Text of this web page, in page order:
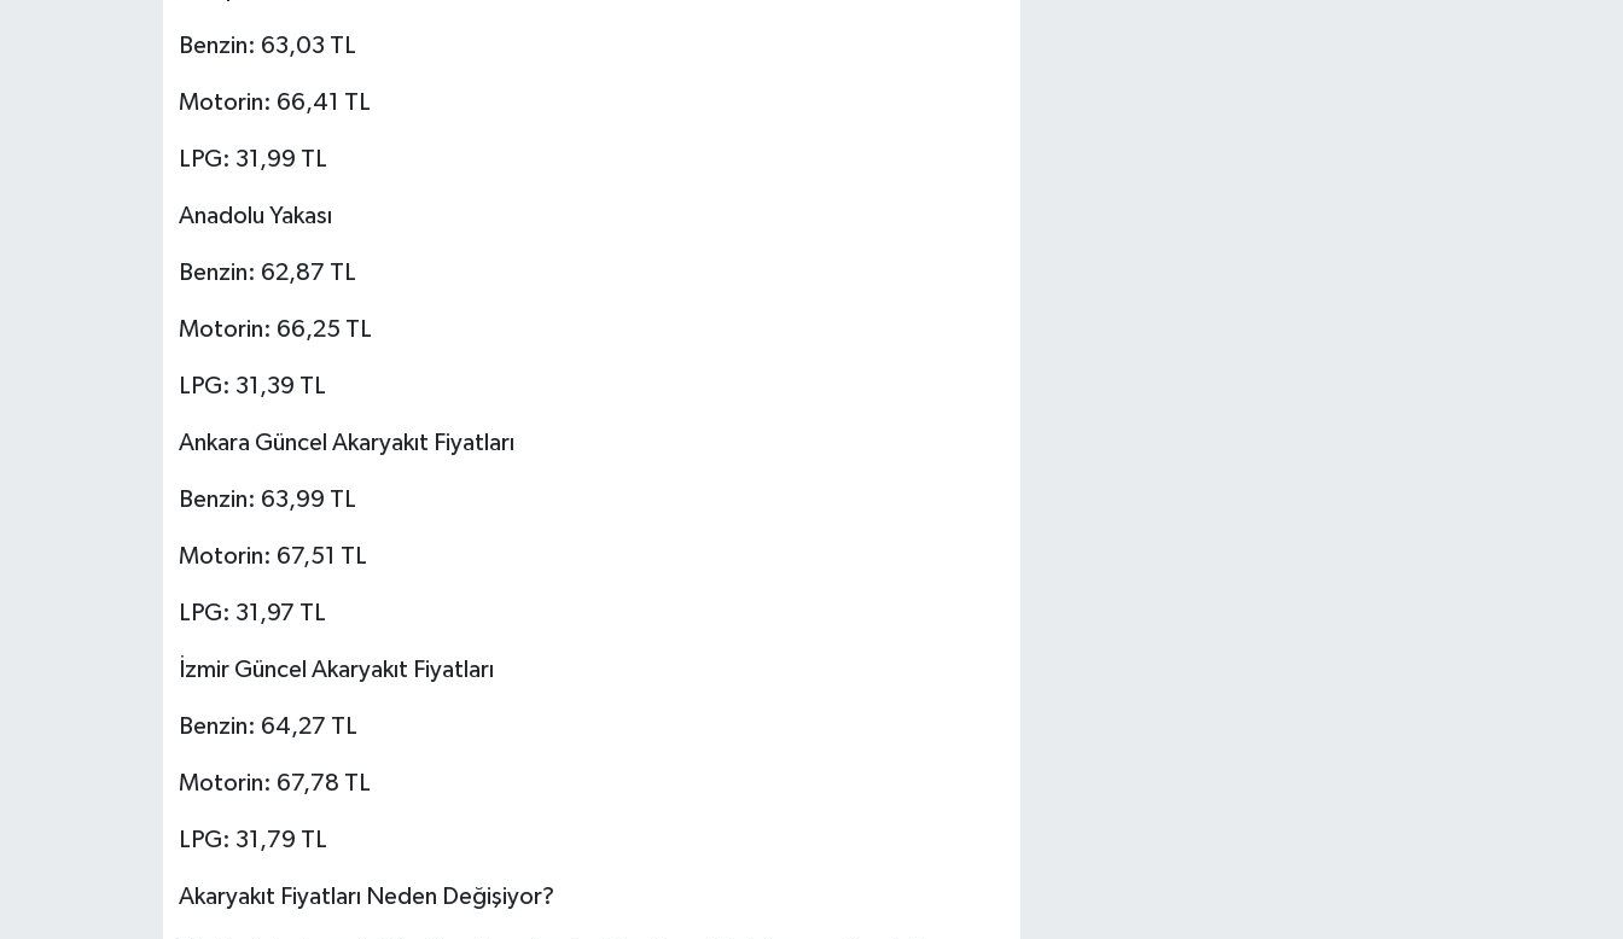
Benzin: 63,03 TL
Motorin: 66,41 TL
LPG: 31,99 TL
Anadolu Yakası
Benzin: 62,87 TL
Motorin: 66,25 TL
LPG: 31,39 TL
Ankara Güncel Akaryakıt Fiyatları
Benzin: 63,99 TL
Motorin: 67,51 TL
LPG: 31,97 TL
İzmir Güncel Akaryakıt Fiyatları
Benzin: 64,27 TL
Motorin: 67,78 TL
LPG: 31,79 TL
Akaryakıt Fiyatları Neden Değişiyor?